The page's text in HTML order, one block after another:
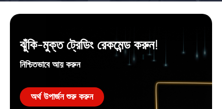
ঝুঁকি-মুক্ত ট্রেডিং রেকমেন্ড করুন!
নিশ্চিতভাবে আয় করুন
অর্থ উপার্জন শুরু করুন